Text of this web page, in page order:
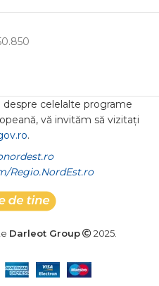
celelalte programe
vă invităm să vizitați
.
Regio.NordEst.ro
Darleot Group 2025.